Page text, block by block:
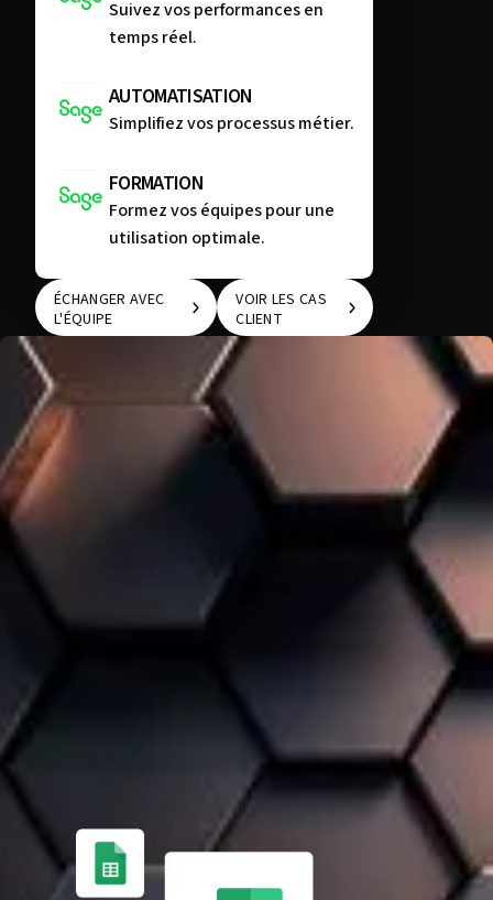
Suivez vos performances en
temps réel.
AUTOMATISATION
Simplifiez vos processus métier.
FORMATION
Formez vos équipes pour une
utilisation optimale.
ÉCHANGER AVEC
L'ÉQUIPE
ÉCHANGER AVEC
VOIR LES CAS
CLIENT
VOIR LES CAS
CLIENT
NOUS SAVONS QUE CHAQUE ENTREPRISE EST
UNIQUE
UNE SOLUTION 100% SUR-MESURE
D’UNE GESTION MANUELLE DE VOS
PROCESSUS ✏️
manuellement est chronophage et source d’erreurs.
Nous vous accompagnons pour adopter une solution